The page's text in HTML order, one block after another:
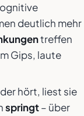
deutlich mehr
treffen
Gips, laute
hört, liest sie
springt– über